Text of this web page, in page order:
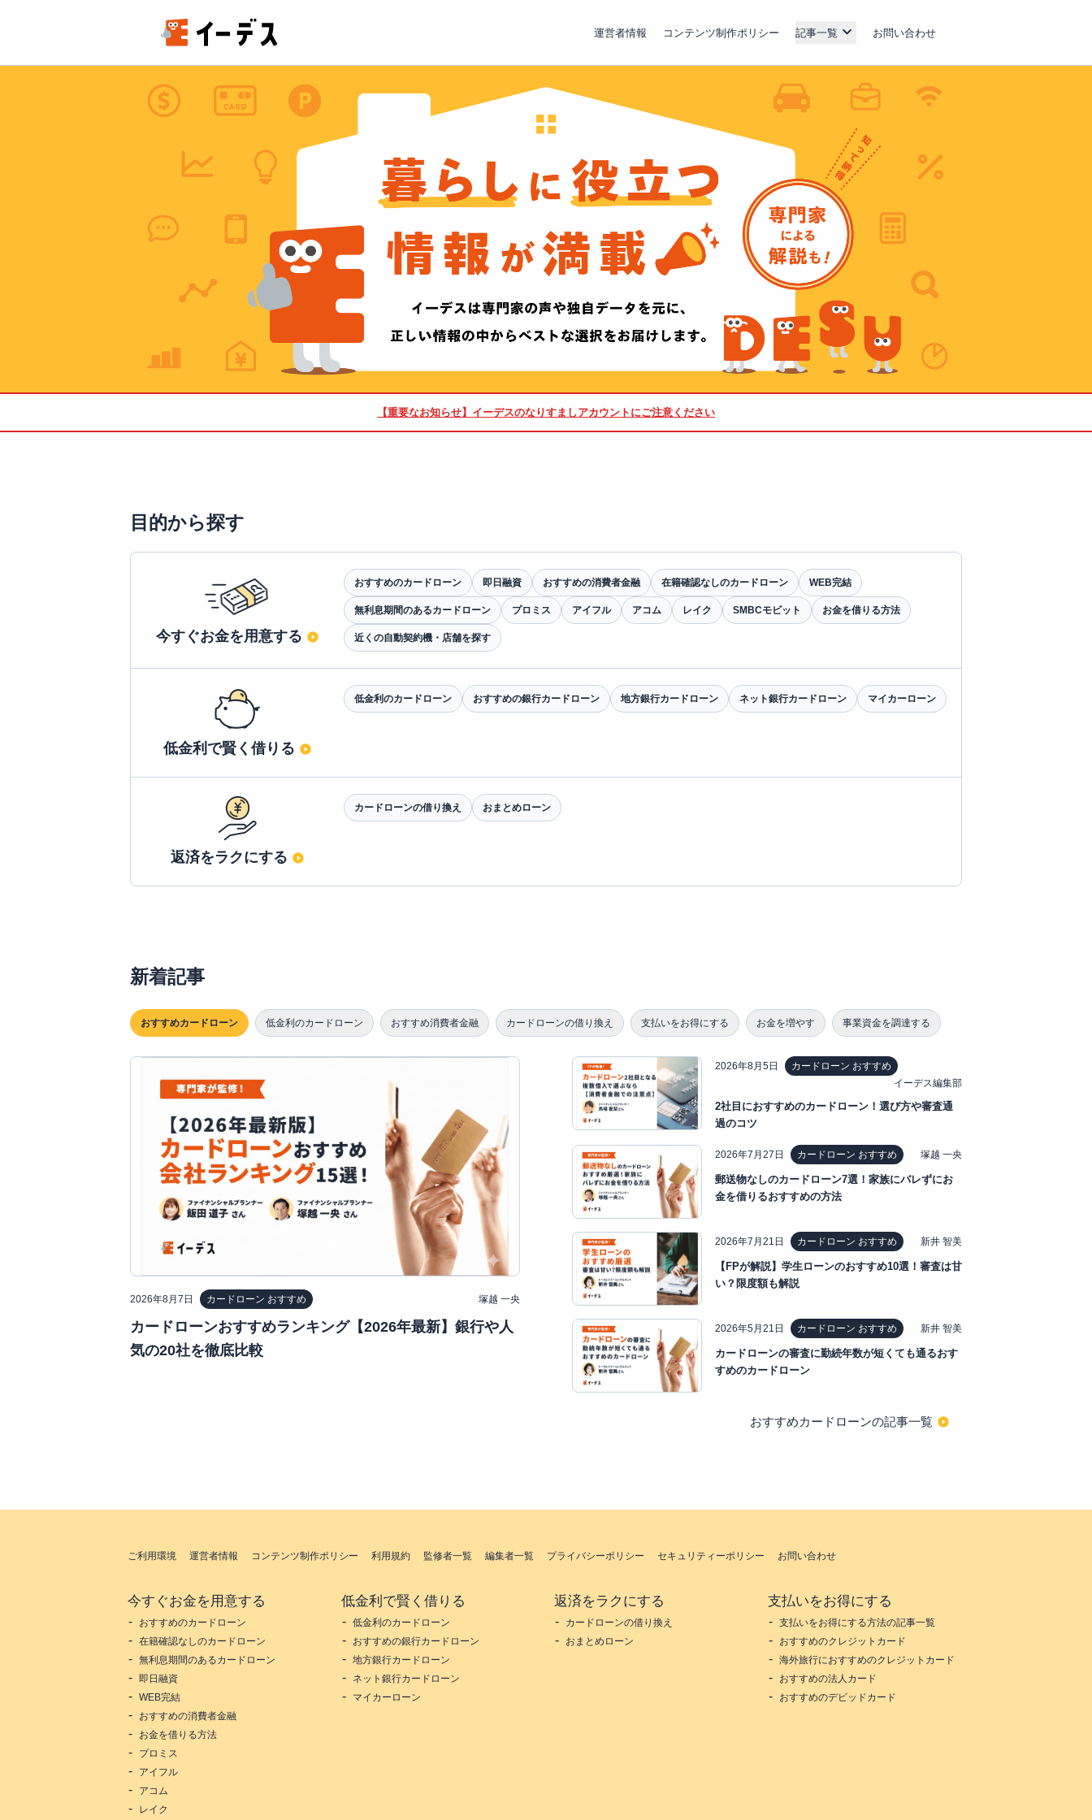
運営者情報 コンテンツ制作ポリシー 記事一覧 お問い合わせ
【重要なお知らせ】 イーデスのなりすましアカウントにご注意ください
目的から探す
今すぐお金を用意する
おすすめのカードローン 即日融資 おすすめの消費者金融 在籍確認なしのカードローン WEB完結
無利息期間のあるカードローン プロミス アイフル アコム レイク SMBCモビット お金を借りる方法
近くの自動契約機・店舗を探す
低金利で賢く借りる
低金利のカードローン おすすめの銀行カードローン 地方銀行カードローン ネット銀行カードローン マイカーローン
返済をラクにする
カードローンの借り換え おまとめローン
新着記事
おすすめカードローン 低金利のカードローン おすすめ消費者金融 カードローンの借り換え 支払いをお得にする お金を増やす 事業資金を調達する
2026年8月7日 カードローン おすすめ 塚越 一央
カードローンおすすめランキング【2026年最新】銀行や人
気の20社を徹底比較
2026年8月5日
カードローン おすすめ
イーデス編集部
2社目におすすめのカードローン！選び方や審査通
過のコツ
2026年7月27日 カードローン おすすめ 塚越 一央
郵送物なしのカードローン7選！家族にバレずにお
金を借りるおすすめの方法
2026年7月21日 カードローン おすすめ 新井 智美
【FPが解説】学生ローンのおすすめ10選！審査は甘
い？限度額も解説
2026年5月21日 カードローン おすすめ 新井 智美
カードローンの審査に勤続年数が短くても通るおす
すめのカードローン
おすすめカードローンの記事一覧
ご利用環境 運営者情報 コンテンツ制作ポリシー 利用規約 監修者一覧 編集者一覧 プライバシーポリシー セキュリティーポリシー お問い合わせ
今すぐお金を用意する
おすすめのカードローン
在籍確認なしのカードローン
無利息期間のあるカードローン
即日融資
WEB完結
おすすめの消費者金融
お金を借りる方法
プロミス
アイフル
アコム
レイク
低金利で賢く借りる
低金利のカードローン
おすすめの銀行カードローン
地方銀行カードローン
ネット銀行カードローン
マイカーローン
返済をラクにする
カードローンの借り換え
おまとめローン
支払いをお得にする
支払いをお得にする方法の記事一覧
おすすめのクレジットカード
海外旅行におすすめのクレジットカード
おすすめの法人カード
おすすめのデビッドカード